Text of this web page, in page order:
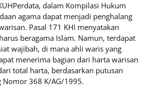
dalam Kompilasi Hukum
agama dapat menjadi penghalang
Pasal 171 KHI menyatakan
beragama Islam. Namun, terdapat
wajibah, di mana ahli waris yang
menerima bagian dari harta warisan
total harta, berdasarkan putusan
Nomor 368 K/AG/1995.